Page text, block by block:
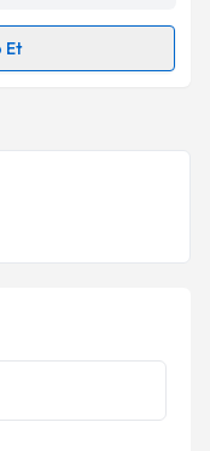
Et
bilgilendireceğiz.
ilişkinAydınlatma
belirtilen